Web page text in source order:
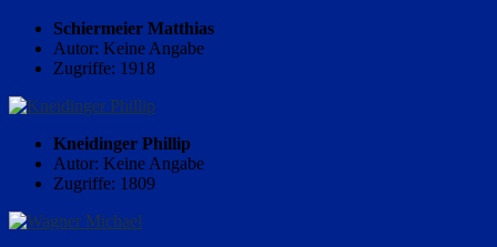
Schiermeier Matthias
Autor: Keine Angabe
Zugriffe: 1918
Kneidinger Phillip
Autor: Keine Angabe
Zugriffe: 1809